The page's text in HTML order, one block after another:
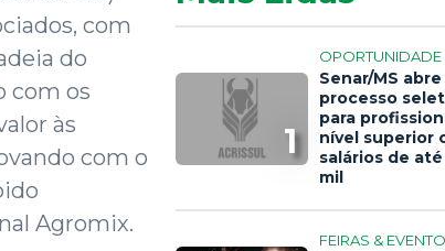
com
do
com os
às
com o
Agromix.
1
OPORTUNIDADE
Senar/MS abre
processo
para
nível superior
salários de até
mil
FEIRAS &